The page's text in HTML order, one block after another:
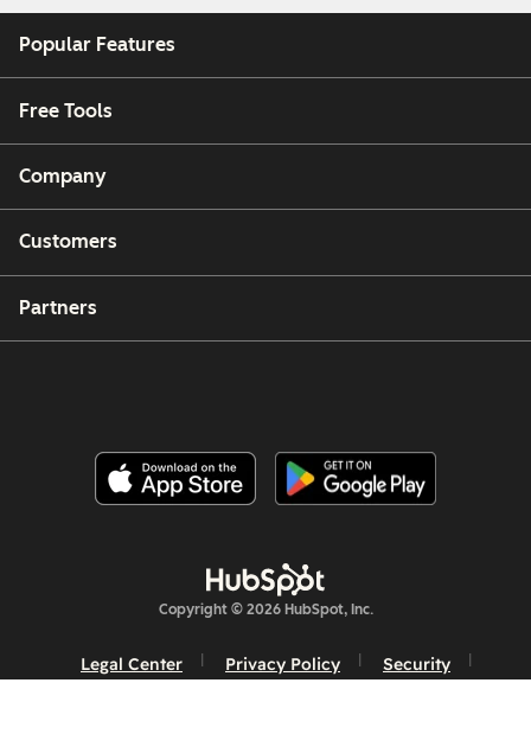
Popular Features
Free Tools
Company
Customers
Partners
Copyright © 2026 HubSpot, Inc.
Legal Center Privacy Policy Security